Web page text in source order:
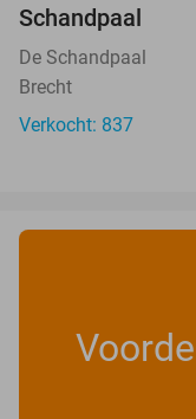
Schandpaal
De Schandpaal
Brecht
Verkocht: 837